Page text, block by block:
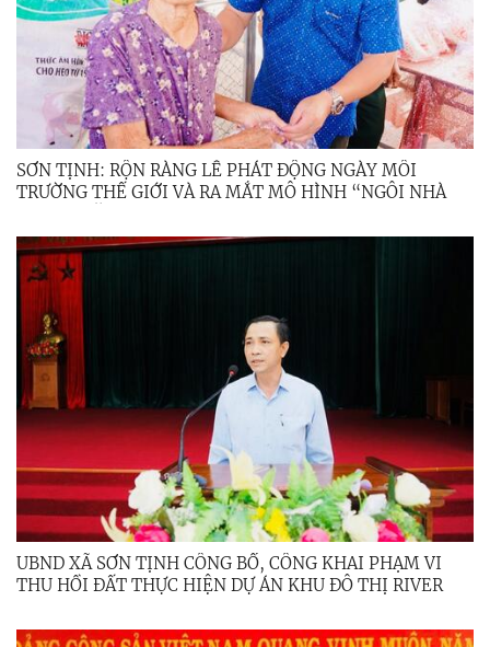
SƠN TỊNH: RỘN RÀNG LỄ PHÁT ĐỘNG NGÀY MÔI
TRƯỜNG THẾ GIỚI VÀ RA MẮT MÔ HÌNH “NGÔI NHÀ
UBND XÃ SƠN TỊNH CÔNG BỐ, CÔNG KHAI PHẠM VI
THU HỒI ĐẤT THỰC HIỆN DỰ ÁN KHU ĐÔ THỊ RIVER